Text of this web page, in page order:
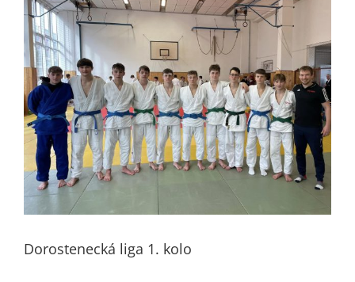
větší
obrázek
Dorostenecká liga 1. kolo